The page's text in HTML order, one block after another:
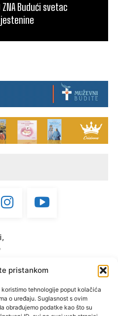
pristankom
tehnologije poput kolačića
o uređaju. Suglasnost s ovim
obrađujemo podatke kao što su
ZNA Budući svetac